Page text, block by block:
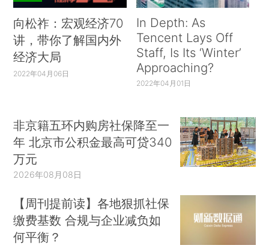
向松祚：宏观经济70
讲，带你了解国内外
经济大局
2022年04月06日
In Depth: As
Tencent Lays Off
Staff, Is Its ‘Winter’
Approaching?
2022年04月01日
非京籍五环内购房社保降至一
年 北京市公积金最高可贷340
万元
2026年08月08日
【周刊提前读】各地狠抓社保
缴费基数 合规与企业减负如
何平衡？